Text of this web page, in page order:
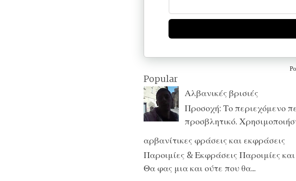
Popular
Αλβανικές βρισιές
Προσοχή: Το περιεχόμενο
προσβλητικό.
αρβανίτικες φράσεις και εκφράσεις
Παροιμίες & Εκφράσεις Παροιμίες
Θα φας μια και ούτε που θα...